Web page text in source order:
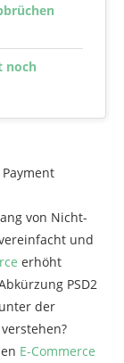
noch
von Nicht-
und
erhöht
PSD2
der
E-Commerce